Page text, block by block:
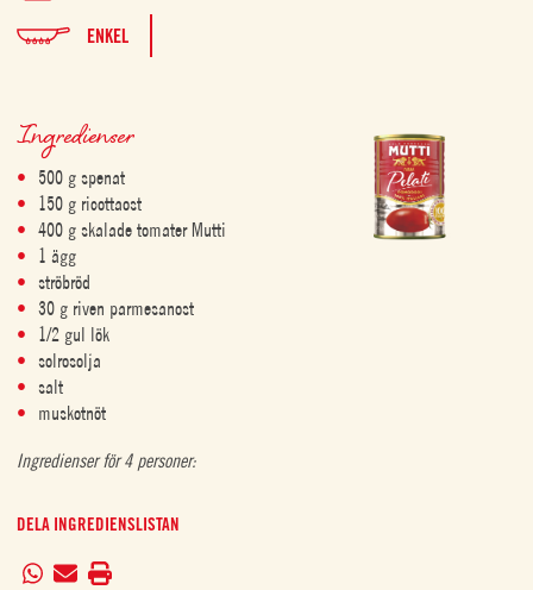
ENKEL
Ingredienser
500 g spenat
150 g ricottaost
400 g skalade tomater Mutti
1 ägg
ströbröd
30 g riven parmesanost
1/2 gul lök
solrosolja
salt
muskotnöt
Ingredienser för 4 personer:
DELA INGREDIENSLISTAN